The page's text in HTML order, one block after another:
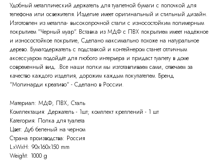
Удобный металлический держатель для туалетной бумаги с полочкой для
телефона или освежителя. Изделие имеет оригинальный и стильный дизайн.
Изготовлен из металла- высокопрочной стали с износостойким полимерным
покрытием "Черный муар". Вставка из МДФ с ПВХ покрытием имеет надёжное
и износостойкое покрытие, Сделано максимально похоже на натуральное
дерево. Бумагодержатель с подставкой и контейнером станет отличным
аксессуаром подойдёт для любого интерьера и придаст туалету в доме
современный вид. .Все наши полки мы изготавливаем сами, отвечаем за
качество каждого изделия, дорожим каждым покупателем. Бренд
"Молинарди креативо" - Сделано в России.
Материал: МДФ, ПВХ, Сталь
Комплектация: Держатель - 1шт; комплект креплений - 1 шт
Категория: Полка для туалета
Цвет: Дуб беленый на черном
Страна производства: Россия
LxWxH: 90x160x150 mm
Weight: 1000 g